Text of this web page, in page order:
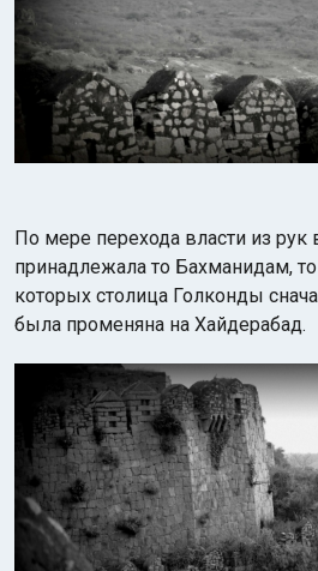
По мере перехода власти из рук
принадлежала то Бахманидам,
которых столица Голконды
была променяна на Хайдерабад.